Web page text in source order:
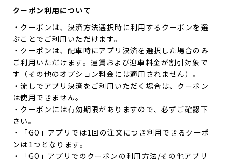
クーポン利用について
・クーポンは、決済方法選択時に利用するクーポンを選
ぶことでご利用いただけます。
・クーポンは、配車時にアプリ決済を選択した場合のみ
ご利用いただけます。運賃および迎車料金が割引対象で
す（その他のオプション料金には適用されません）。
・流しでアプリ決済をご利用いただく場合は、クーポン
は使用できません。
・クーポンには有効期限がありますので、必ずご確認下
さい。
・「GO」アプリでは1回の注文につき利用できるクーポ
ンは1つとなります。
・「GO」アプリでのクーポンの利用方法/その他アプリ